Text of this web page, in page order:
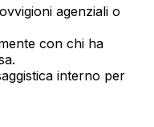
agenziali o
con chi ha
interno per